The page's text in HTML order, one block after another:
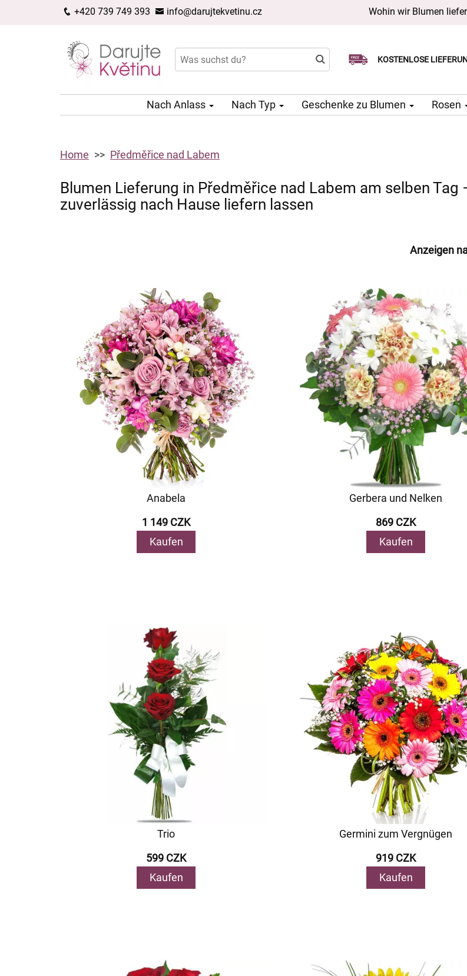
+420 739 749 393 info@darujtekvetinu.cz Wohin wir Blumen
KOSTENLOSE
Lieferung am selben
Wählen Sie Ihr
Nach Anlass Nach Typ Geschenke zu Blumen Rosen
Home Předměřice nad Labem
Blumen Lieferung in Předměřice nad Labem am selben Tag
zuverlässig nach Hause liefern lassen
Anzeigen
Anabela
1 149 CZK
Kaufen
Gerbera und Nelken
869 CZK
Kaufen
Trio
599 CZK
Kaufen
Germini zum Vergnügen
919 CZK
Kaufen